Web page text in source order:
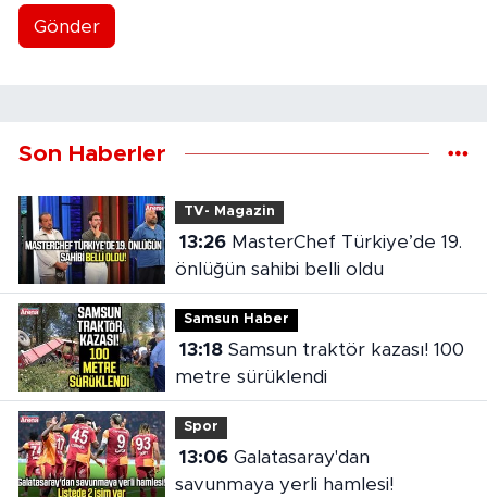
Gönder
Son Haberler
TV- Magazin
13:26MasterChef Türkiye’de 19.
önlüğün sahibi belli oldu
Samsun Haber
13:18Samsun traktör kazası! 100
metre sürüklendi
Spor
13:06Galatasaray'dan
savunmaya yerli hamlesi!